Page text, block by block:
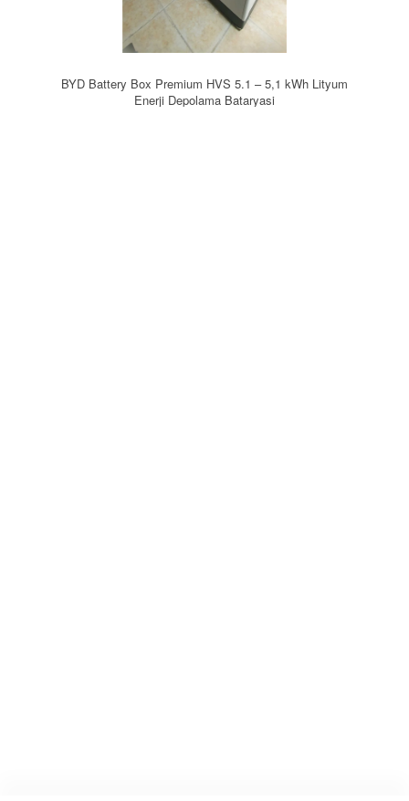
BYD Battery Box Premium HVS 5.1 – 5,1 kWh Lityum
Enerji Depolama Bataryasi